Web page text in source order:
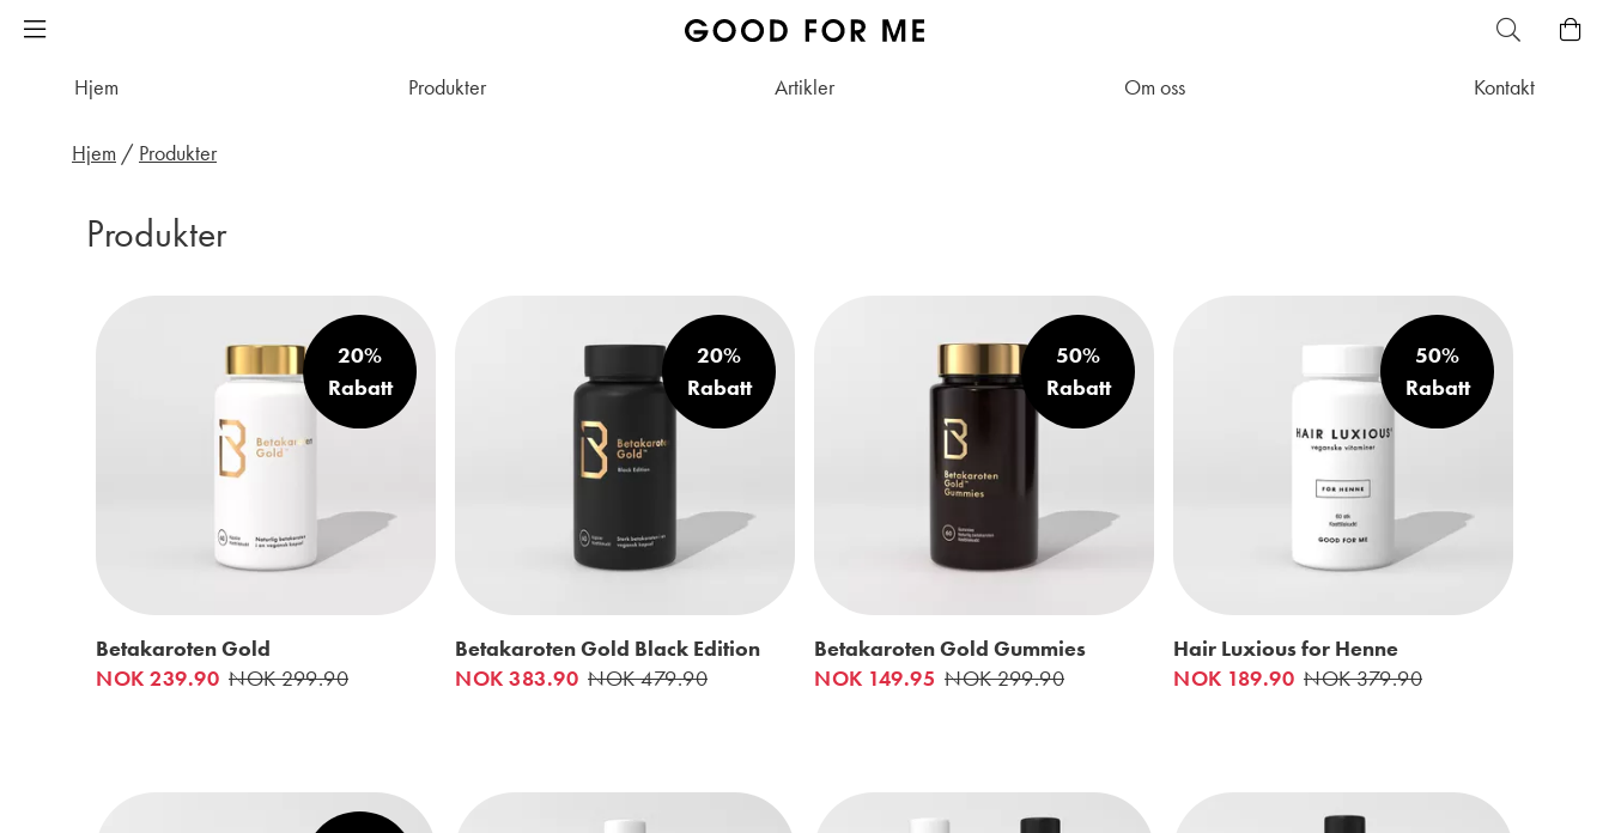
Hjem Produkter Artikler Om oss Kontakt
Hjem / Produkter
Produkter
20%
Rabatt
Betakaroten Gold
NOK 239.90 NOK 299.90
20%
Rabatt
Betakaroten Gold Black Edition
NOK 383.90 NOK 479.90
50%
Rabatt
Betakaroten Gold Gummies
NOK 149.95 NOK 299.90
50%
Rabatt
Hair Luxious for Henne
NOK 189.90 NOK 379.90